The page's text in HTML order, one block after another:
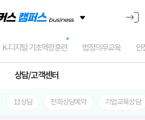
K-디지털 기초역량훈련 법정의무교육 안
상담/고객센터
1:1상담 전화상담예약 기업교육상담